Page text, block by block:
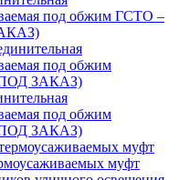
под обжим ГСТО –
под обжим
ЗАКАЗ)
муфт